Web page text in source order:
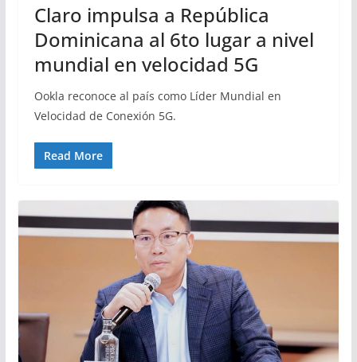
Claro impulsa a República
Dominicana al 6to lugar a nivel
mundial en velocidad 5G
Ookla reconoce al país como Líder Mundial en
Velocidad de Conexión 5G.
Read More